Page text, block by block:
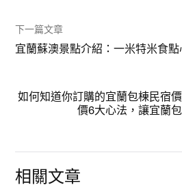
下一篇文章
宜蘭蘇澳景點介紹：一米特米食
如何知道你訂購的宜蘭包棟民宿
價6大心法，讓宜蘭
相關文章